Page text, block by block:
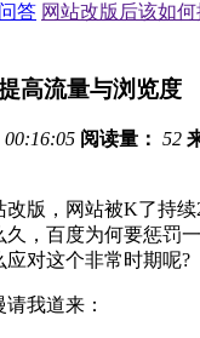
答 网站改版后该如
高流量与浏览度
00:16:05 阅读量： 52
，网站被K了持续
，百度为何要惩罚
对这个非常时期呢?
我道来：